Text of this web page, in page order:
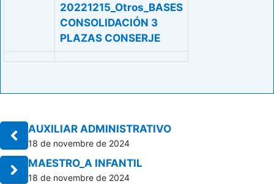
20221215_Otros_BASES
CONSOLIDACIÓN 3
PLAZAS CONSERJE
AUXILIAR ADMINISTRATIVO
18 de novembre de 2024
MAESTRO_A INFANTIL
18 de novembre de 2024